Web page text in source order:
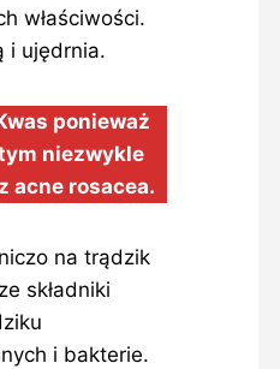
właściwości.
i ujędrnia.
ponieważ
niezwykle
acne rosacea.
na trądzik
składniki
i bakterie.